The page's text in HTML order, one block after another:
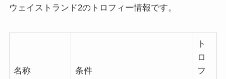
ウェイストランド2のトロフィー情報です。
名称 条件
ト
ロ
フ